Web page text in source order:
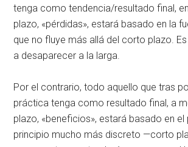
tenga como tendencia/resultado final,
plazo, «pérdidas», estará basado en la
que no fluye más allá del corto plazo.
a desaparecer a la larga.
Por el contrario, todo aquello que tras
práctica tenga como resultado final, a
plazo, «beneficios», estará basado en el
principio mucho más discreto —corto